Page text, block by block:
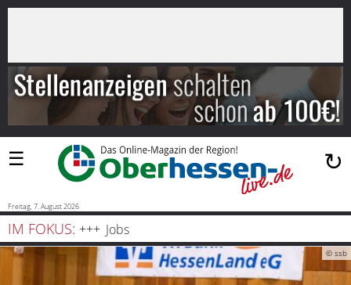
Suchen
Startseite
Blaulicht
Sport
Politik
Bauen
×
☰ ↻
Freitag, 7. August 2026
IM FOKUS: Jobs
© ssb